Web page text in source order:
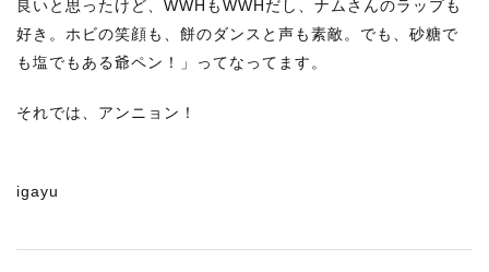
良いと思ったけど、WWHもWWHだし、ナムさんのラップも
好き。ホビの笑顔も、餅のダンスと声も素敵。でも、砂糖で
も塩でもある爺ペン！」ってなってます。
それでは、アンニョン！
igayu